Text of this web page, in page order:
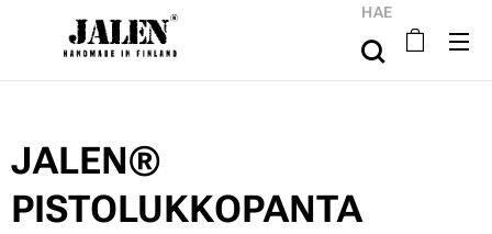
HAE
JALEN®
PISTOLUKKOPANTA